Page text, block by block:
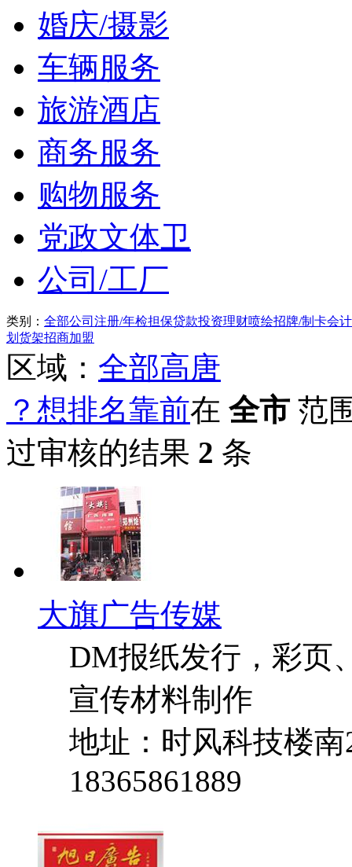
婚庆/摄影
车辆服务
旅游酒店
商务服务
购物服务
党政文体卫
公司/工厂
类别： 全部公司注册/年检担保贷款投资理财喷绘招牌/制卡会
划 货架招商加盟
区域： 全部高唐
？想排名靠前在 全市 范
过审核的结果 2 条
大旗广告传媒
DM报纸发行，彩页
宣传材料制作
地址：时风科技楼南
18365861889